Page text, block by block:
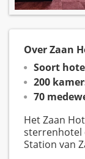
Over Zaan
Soort
200
70
Het Zaan
sterrenhotel
Station van